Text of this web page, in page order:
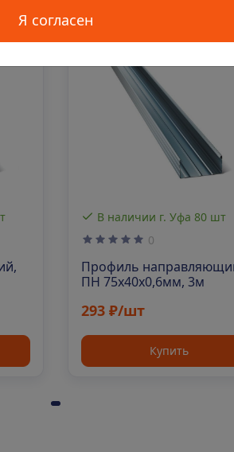
В наличии г. Уфа 80 шт
0
Профиль
ПН 75х40х0,6мм, 3м
293 ₽/шт
Купить
Я согласен